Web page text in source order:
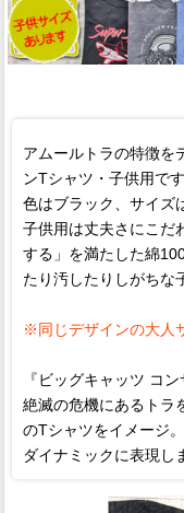
アムールトラの特徴を
ンTシャツ・子供用です
色はブラック、サイズ
子供用は丈夫さにこだ
する」を満たした綿
たり汚したりしがちな
※同じデザインの大人
『ビッグキャッツ コ
絶滅の危機にあるトラ
のTシャツをイメージ
ダイナミックに表現し